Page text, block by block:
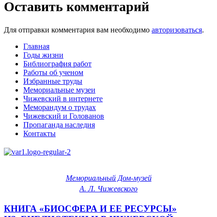
Оставить комментарий
Для отправки комментария вам необходимо авторизоваться.
Главная
Годы жизни
Библиография работ
Работы об ученом
Избранные труды
Мемориальные музеи
Чижевский в интернете
Меморандум о трудах
Чижевский и Голованов
Пропаганда наследия
Контакты
Мемориальный Дом-музей
А. Л. Чижевского
КНИГА «БИОСФЕРА И ЕЕ РЕСУРСЫ»